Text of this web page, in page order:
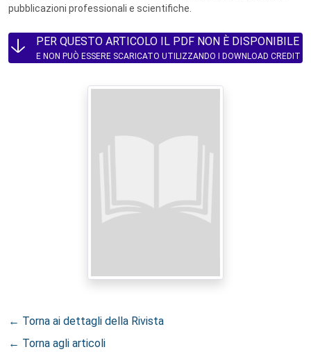
pubblicazioni professionali e scientifiche.
PER QUESTO ARTICOLO IL PDF NON È DISPONIBILE
E NON PUÒ ESSERE SCARICATO UTILIZZANDO I DOWNLOAD CREDIT
← Torna ai dettagli della Rivista
← Torna agli articoli